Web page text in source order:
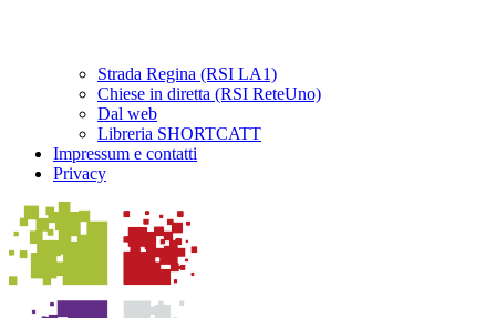
Strada Regina (RSI LA1)
Chiese in diretta (RSI ReteUno)
Dal web
Libreria SHORTCATT
Impressum e contatti
Privacy